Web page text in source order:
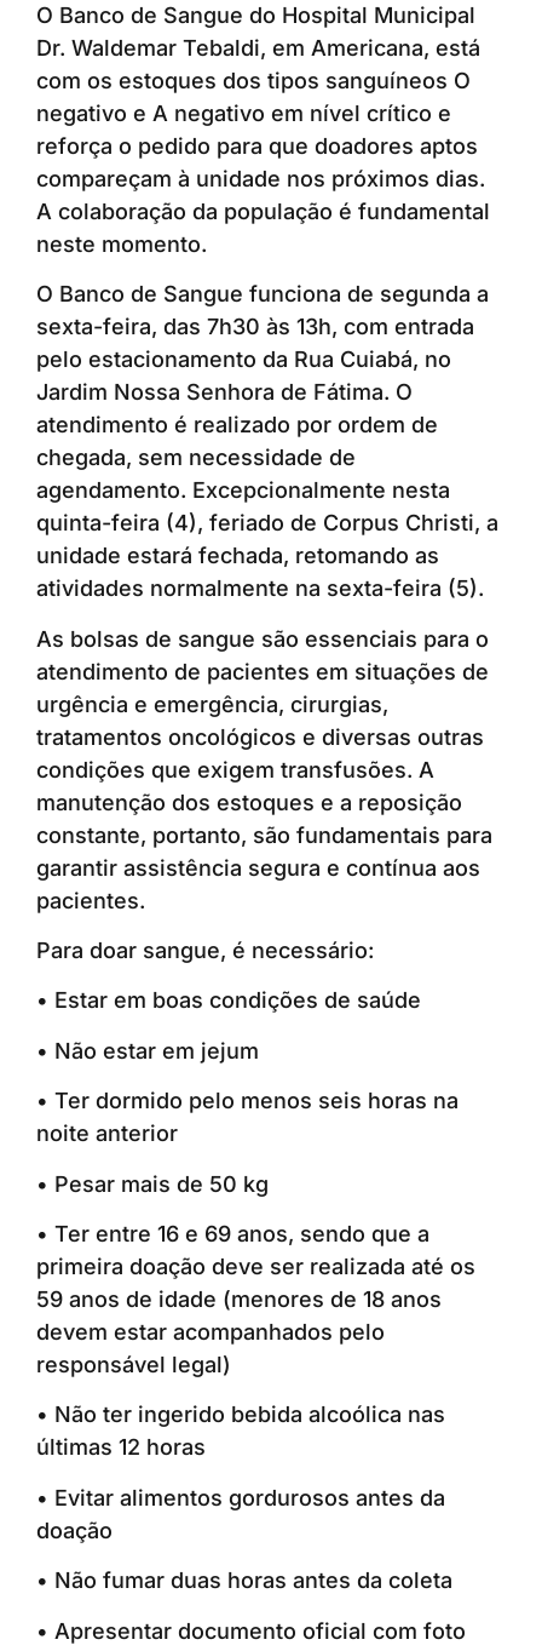
O Banco de Sangue do Hospital Municipal
Dr. Waldemar Tebaldi, em Americana, está
com os estoques dos tipos sanguíneos O
negativo e A negativo em nível crítico e
reforça o pedido para que doadores aptos
compareçam à unidade nos próximos dias.
A colaboração da população é fundamental
neste momento.
O Banco de Sangue funciona de segunda a
sexta-feira, das 7h30 às 13h, com entrada
pelo estacionamento da Rua Cuiabá, no
Jardim Nossa Senhora de Fátima. O
atendimento é realizado por ordem de
chegada, sem necessidade de
agendamento. Excepcionalmente nesta
quinta-feira (4), feriado de Corpus Christi, a
unidade estará fechada, retomando as
atividades normalmente na sexta-feira (5).
As bolsas de sangue são essenciais para o
atendimento de pacientes em situações de
urgência e emergência, cirurgias,
tratamentos oncológicos e diversas outras
condições que exigem transfusões. A
manutenção dos estoques e a reposição
constante, portanto, são fundamentais para
garantir assistência segura e contínua aos
pacientes.
Para doar sangue, é necessário:
• Estar em boas condições de saúde
• Não estar em jejum
• Ter dormido pelo menos seis horas na
noite anterior
• Pesar mais de 50 kg
• Ter entre 16 e 69 anos, sendo que a
primeira doação deve ser realizada até os
59 anos de idade (menores de 18 anos
devem estar acompanhados pelo
responsável legal)
• Não ter ingerido bebida alcoólica nas
últimas 12 horas
• Evitar alimentos gordurosos antes da
doação
• Não fumar duas horas antes da coleta
• Apresentar documento oficial com foto